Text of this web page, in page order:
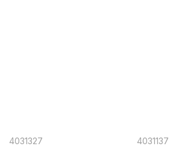
4031327
4031137